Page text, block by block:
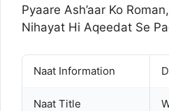
Pyaare Ash’aar Ko
Nihayat Hi Aqeedat Se
Naat Information
Naat Title